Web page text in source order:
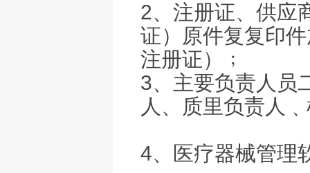
2、注册证、供应
证）原件复复印
注册证）﹔
3、主要负责人员
人、质里负责人
4、医疗器械管理